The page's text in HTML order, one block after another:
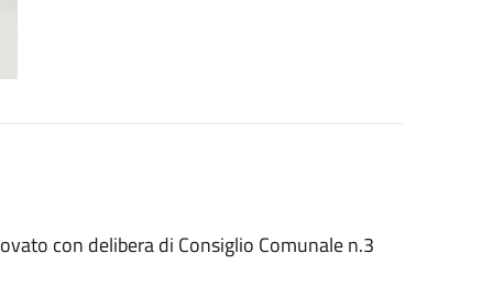
con delibera di Consiglio Comunale n.3